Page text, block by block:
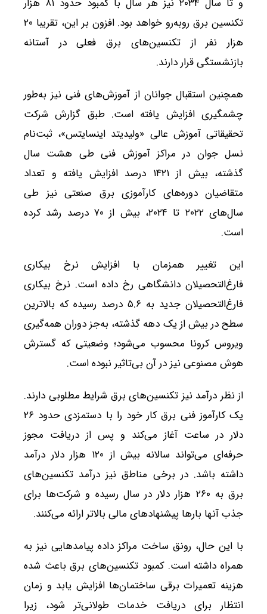
تکنسین‌ برق روبه‌رو خواهد بود. افزون بر این، تقریبا ۲۰
هزار نفر از تکنسین‌های برق فعلی در آستانه
بازنشستگی قرار دارند.
همچنین استقبال جوانان از آموزش‌های فنی نیز به‌طور
چشمگیری افزایش یافته است. طبق گزارش شرکت
تحقیقاتی آموزش عالی «ولیدیتد اینسایتس»، ثبت‌نام
نسل جوان در مراکز آموزش فنی طی هشت سال
گذشته، بیش از ۱۴۲۱ درصد افزایش یافته و تعداد
متقاضیان دوره‌های کارآموزی برق صنعتی نیز طی
سال‌های ۲۰۲۲ تا ۲۰۲۴، بیش از ۷۰ درصد رشد کرده
است.
این تغییر همزمان با افزایش نرخ بیکاری
فارغ‌التحصیلان دانشگاهی رخ داده است. نرخ بیکاری
فارغ‌التحصیلان جدید به ۵.۶ درصد رسیده که بالاترین
سطح در بیش از یک دهه گذشته، به‌جز دوران همه‌گیری
ویروس کرونا محسوب می‌شود؛ وضعیتی که گسترش
هوش مصنوعی نیز در آن بی‌تاثیر نبوده است.
از نظر درآمد نیز تکنسین‌های برق شرایط مطلوبی دارند.
یک کارآموز فنی برق کار خود را با دستمزدی حدود ۲۶
دلار در ساعت آغاز می‌کند و پس از دریافت مجوز
حرفه‌ای می‌تواند سالانه بیش از ۱۲۰ هزار دلار درآمد
داشته باشد. در برخی مناطق نیز درآمد تکنسین‌های
برق به ۲۶۰ هزار دلار در سال رسیده و شرکت‌ها برای
جذب آنها بارها پیشنهادهای مالی بالاتر ارائه می‌کنند.
با این حال، رونق ساخت مراکز داده پیامدهایی نیز به
همراه داشته است. کمبود تکنسین‌های برق باعث شده
هزینه تعمیرات برقی ساختمان‌ها افزایش یابد و زمان
انتظار برای دریافت خدمات طولانی‌تر شود، زیرا